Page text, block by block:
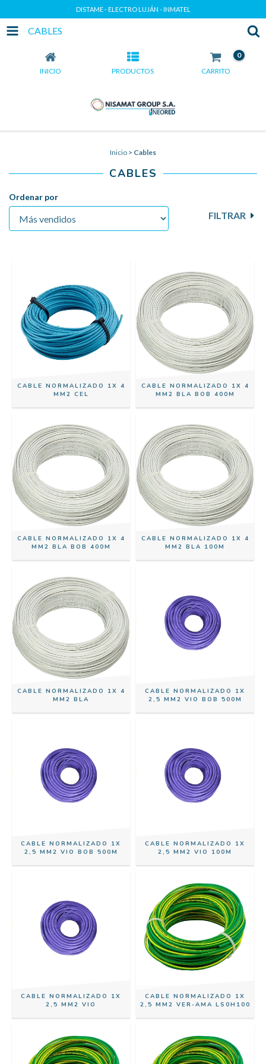
DISTAME - ELECTRO LUJÁN - INMATEL
CABLES
INICIO PRODUCTOS CARRITO
0
Inicio > Cables
CABLES
Ordenar por
FILTRAR
CABLE NORMALIZADO 1X 4
MM2 CEL
CABLE NORMALIZADO 1X 4
MM2 BLA BOB 400M
CABLE NORMALIZADO 1X 4
MM2 BLA BOB 400M
CABLE NORMALIZADO 1X 4
MM2 BLA 100M
CABLE NORMALIZADO 1X 4
MM2 BLA
CABLE NORMALIZADO 1X
2,5 MM2 VIO BOB 500M
CABLE NORMALIZADO 1X
2,5 MM2 VIO BOB 500M
CABLE NORMALIZADO 1X
2,5 MM2 VIO 100M
CABLE NORMALIZADO 1X
2,5 MM2 VIO
CABLE NORMALIZADO 1X
2,5 MM2 VER-AMA LS0H100